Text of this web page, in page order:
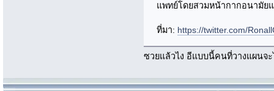
แพทย์โดยสวมหน้ากากอนามัย
ที่มา: https://twitter.com/
ซวยแล้วไง อีแบบนี้คนที่วางแผนจะ